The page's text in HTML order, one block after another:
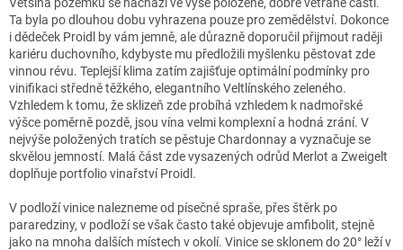
Ta byla po dlouhou dobu vyhrazena pouze pro zemědělství. Dokonce
i dědeček Proidl by vám jemně, ale důrazně doporučil přijmout raději
kariéru duchovního, kdybyste mu předložili myšlenku pěstovat zde
vinnou révu. Teplejší klima zatím zajišťuje optimální podmínky pro
vinifikaci středně těžkého, elegantního Veltlínského zeleného.
Vzhledem k tomu, že sklizeň zde probíhá vzhledem k nadmořské
výšce poměrně pozdě, jsou vína velmi komplexní a hodná zrání. V
nejvýše položených tratích se pěstuje Chardonnay a vyznačuje se
skvělou jemností. Malá část zde vysazených odrůd Merlot a Zweigelt
doplňuje portfolio vinařství Proidl.
V podloží vinice nalezneme od písečné spraše, přes štěrk po
pararedziny, v podloží se však často také objevuje amfibolit, stejně
jako na mnoha dalších místech v okolí. Vinice se sklonem do 20° leží v